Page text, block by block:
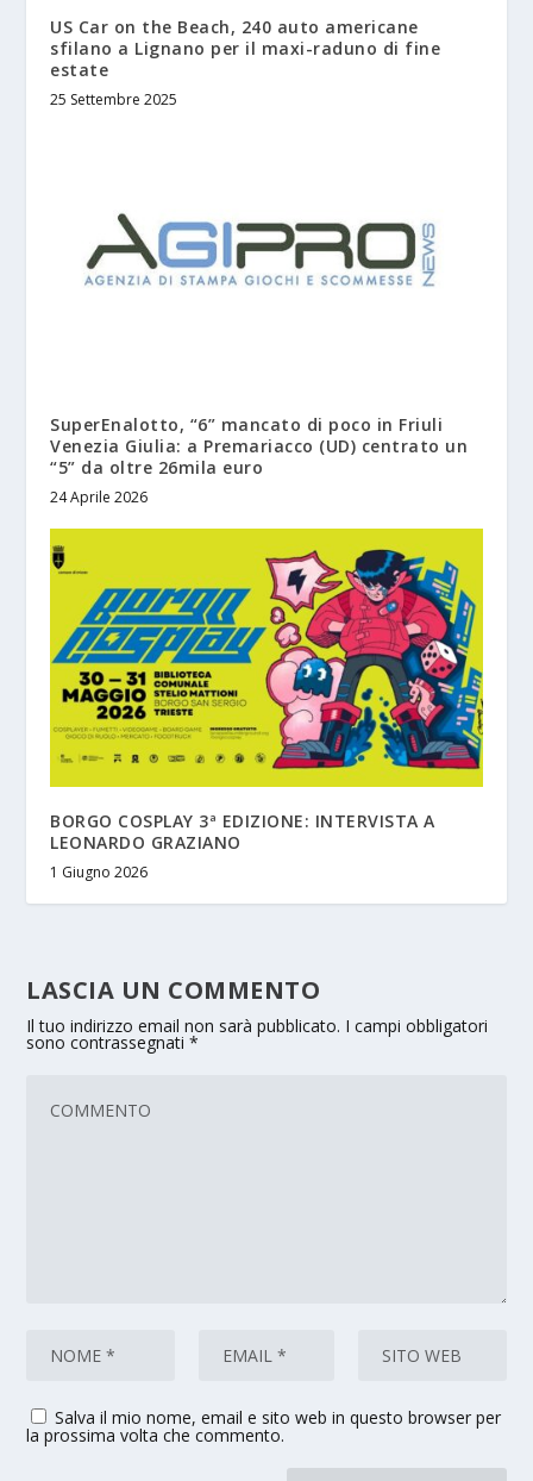
US Car on the Beach, 240 auto americane
sfilano a Lignano per il maxi-raduno di fine
estate
25 Settembre 2025
SuperEnalotto, “6” mancato di poco in Friuli
Venezia Giulia: a Premariacco (UD) centrato un
“5” da oltre 26mila euro
24 Aprile 2026
BORGO COSPLAY 3ª EDIZIONE: INTERVISTA A
LEONARDO GRAZIANO
1 Giugno 2026
LASCIA UN COMMENTO
Il tuo indirizzo email non sarà pubblicato. I campi obbligatori
sono contrassegnati*
Salva il mio nome, email e sito web in questo browser per
la prossima volta che commento.